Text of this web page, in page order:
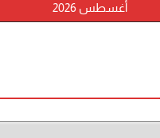
أغسطس 2026